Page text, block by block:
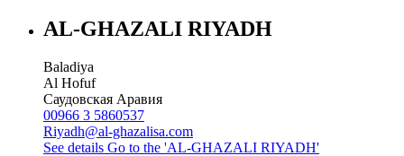
AL-GHAZALI RIYADH
Baladiya
Al Hofuf
Саудовская Аравия
00966 3 5860537
Riyadh@al-ghazalisa.com
See details Go to the 'AL-GHAZALI RIYADH'